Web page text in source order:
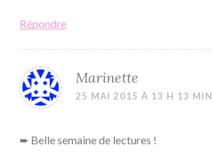
Répondre
Marinette
25 MAI 2015 À 13 H 13 MIN
➨ Belle semaine de lectures !